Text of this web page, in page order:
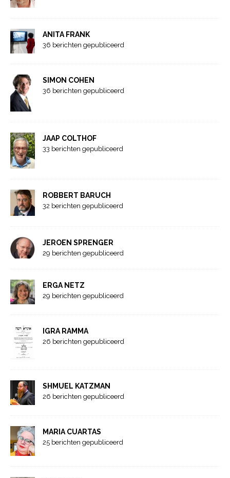
ANITA FRANK
36 berichten gepubliceerd
SIMON COHEN
36 berichten gepubliceerd
JAAP COLTHOF
33 berichten gepubliceerd
ROBBERT BARUCH
32 berichten gepubliceerd
JEROEN SPRENGER
29 berichten gepubliceerd
ERGA NETZ
29 berichten gepubliceerd
IGRA RAMMA
26 berichten gepubliceerd
SHMUEL KATZMAN
26 berichten gepubliceerd
MARIA CUARTAS
25 berichten gepubliceerd